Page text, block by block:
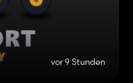
vor 9 Stunden